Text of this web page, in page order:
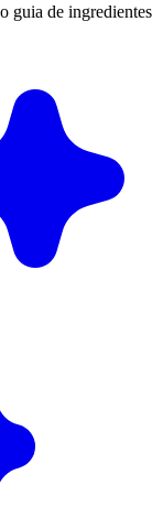
guia de ingredientes